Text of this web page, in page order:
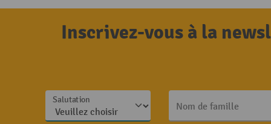
Inscrivez-vous à la
Salutation
Nom de famille